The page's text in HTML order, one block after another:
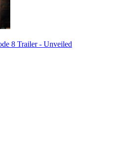
8 Trailer - Unveiled